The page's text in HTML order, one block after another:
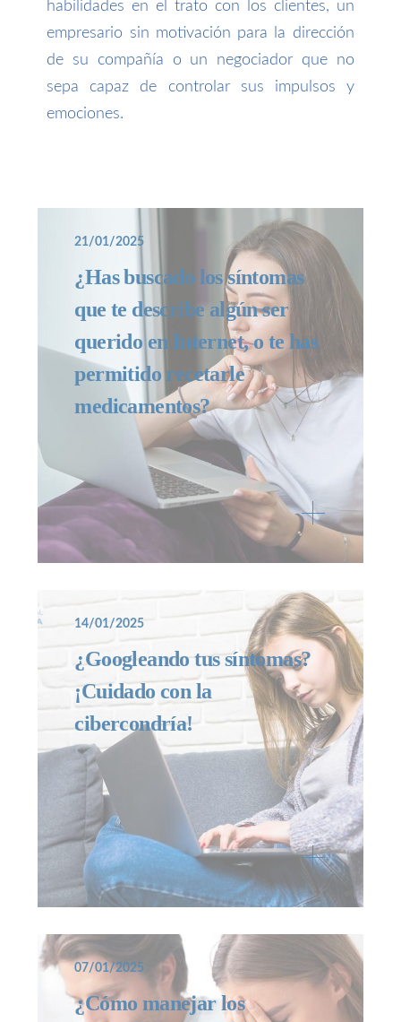
habilidades en el trato con los clientes, un
empresario sin motivación para la dirección
de su compañía o un negociador que no
sepa capaz de controlar sus impulsos y
emociones.
21/01/2025
¿Has buscado los síntomas
que te describe algún ser
querido en Internet, o te has
permitido recetarle
medicamentos?
14/01/2025
¿Googleando tus síntomas?
¡Cuidado con la
cibercondría!
07/01/2025
¿Cómo manejar los